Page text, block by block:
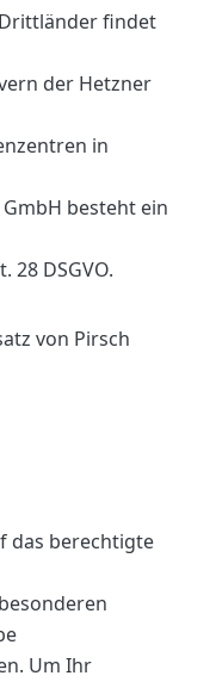
findet
der Hetzner
in
besteht ein
DSGVO.
von Pirsch
das berechtigte
Um Ihr